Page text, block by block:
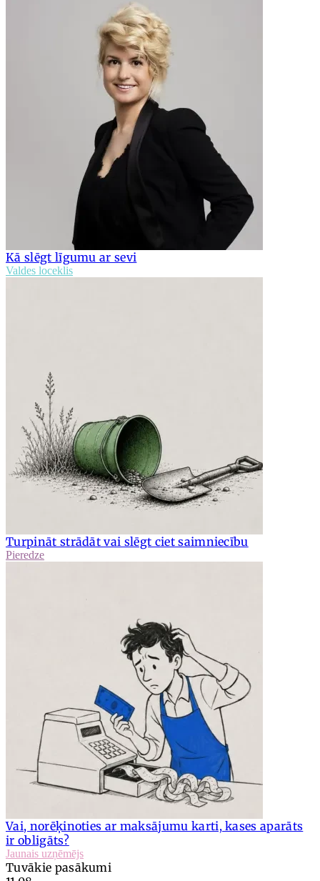
Kā slēgt līgumu ar sevi
Valdes loceklis
Turpināt strādāt vai slēgt ciet saimniecību
Pieredze
Vai, norēķinoties ar maksājumu karti, kases aparāts
ir obligāts?
Jaunais uzņēmējs
Tuvākie pasākumi